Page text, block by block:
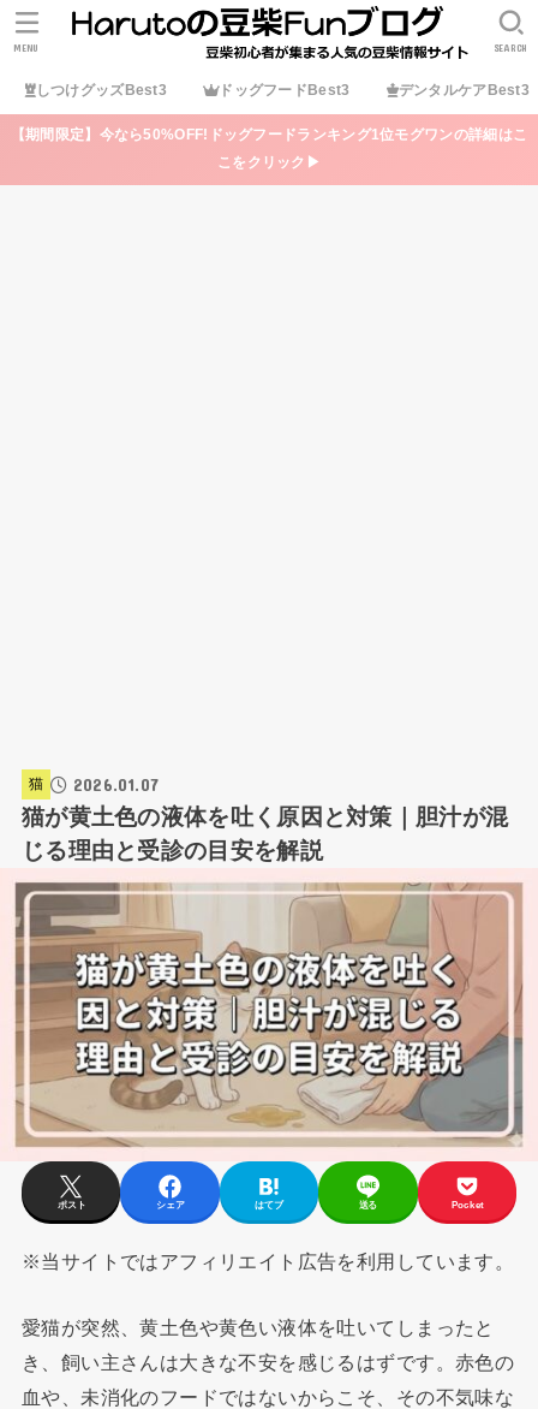
しつけグッズBest3 ドッグフードBest3 デンタルケアBest3
SEARCH
MENU
【期間限定】今なら50%OFF!ドッグフードランキング1位モグワンの詳細はこ
こをクリック▶
猫 2026.01.07
猫が黄土色の液体を吐く原因と対策｜胆汁が混
じる理由と受診の目安を解説
ポスト シェア はてブ 送る Pocket
※当サイトではアフィリエイト広告を利用しています。
愛猫が突然、黄土色や黄色い液体を吐いてしまったと
き、飼い主さんは大きな不安を感じるはずです。赤色の
血や、未消化のフードではないからこそ、その不気味な